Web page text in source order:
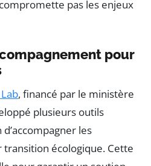
pas les enjeux
pour
, financé par le ministère
plusieurs outils
les
écologique. Cette